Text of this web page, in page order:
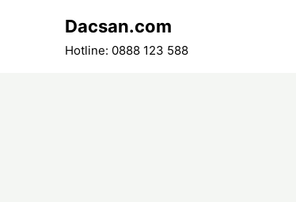
Dacsan.com
Hotline: 0888 123 588